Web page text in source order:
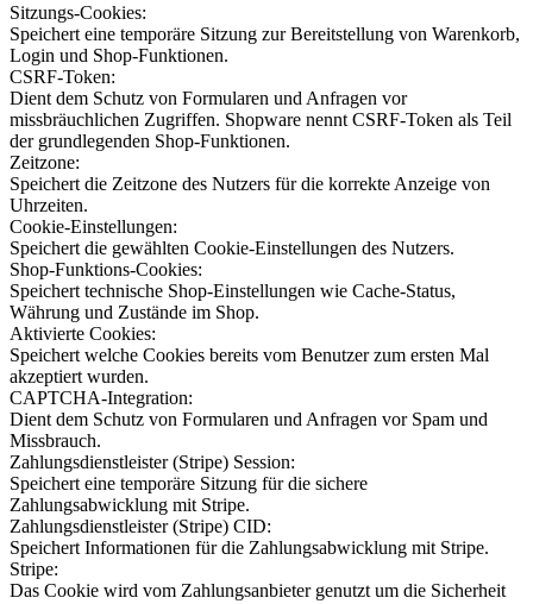
Sitzungs-Cookies:
Speichert eine temporäre Sitzung zur Bereitstellung von Warenkorb,
Login und Shop-Funktionen.
CSRF-Token:
Dient dem Schutz von Formularen und Anfragen vor
missbräuchlichen Zugriffen. Shopware nennt CSRF-Token als Teil
der grundlegenden Shop-Funktionen.
Zeitzone:
Speichert die Zeitzone des Nutzers für die korrekte Anzeige von
Uhrzeiten.
Cookie-Einstellungen:
Speichert die gewählten Cookie-Einstellungen des Nutzers.
Shop-Funktions-Cookies:
Speichert technische Shop-Einstellungen wie Cache-Status,
Währung und Zustände im Shop.
Aktivierte Cookies:
Speichert welche Cookies bereits vom Benutzer zum ersten Mal
akzeptiert wurden.
CAPTCHA-Integration:
Dient dem Schutz von Formularen und Anfragen vor Spam und
Missbrauch.
Zahlungsdienstleister (Stripe) Session:
Speichert eine temporäre Sitzung für die sichere
Zahlungsabwicklung mit Stripe.
Zahlungsdienstleister (Stripe) CID:
Speichert Informationen für die Zahlungsabwicklung mit Stripe.
Stripe:
Das Cookie wird vom Zahlungsanbieter genutzt um die Sicherheit